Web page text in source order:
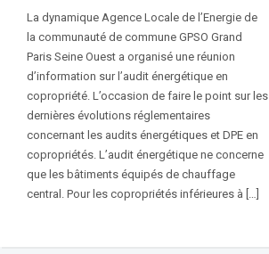
La dynamique Agence Locale de l’Energie de
la communauté de commune GPSO Grand
Paris Seine Ouest a organisé une réunion
d’information sur l’audit énergétique en
copropriété. L’occasion de faire le point sur les
dernières évolutions réglementaires
concernant les audits énergétiques et DPE en
copropriétés. L’audit énergétique ne concerne
que les bâtiments équipés de chauffage
central. Pour les copropriétés inférieures à […]